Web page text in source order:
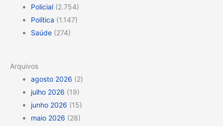
Policial (2.754)
Política (1.147)
Saúde (274)
Arquivos
agosto 2026 (2)
julho 2026 (19)
junho 2026 (15)
maio 2026 (28)